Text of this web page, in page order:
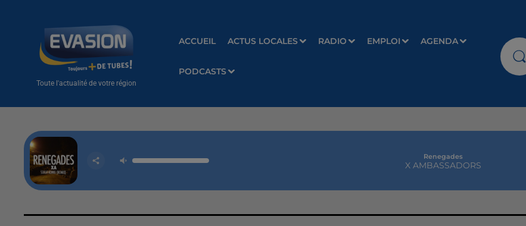
Toute l'actualité de votre région
ACCUEIL ACTUS LOCALES RADIO EMPLOI AGENDA
PODCASTS
Renegades
X AMBASSADORS